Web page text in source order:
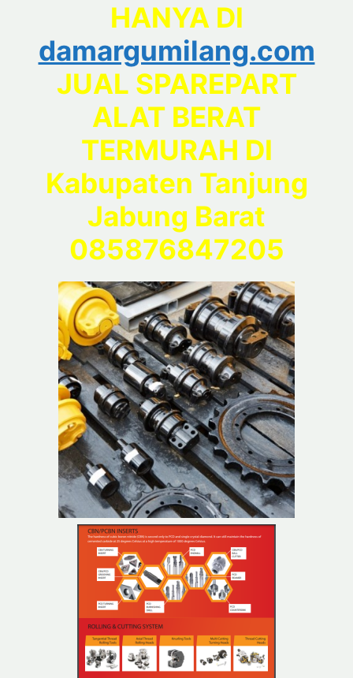
HANYA DI
damargumilang.com
JUAL SPAREPART
ALAT BERAT
TERMURAH DI
Kabupaten Tanjung
Jabung Barat
085876847205